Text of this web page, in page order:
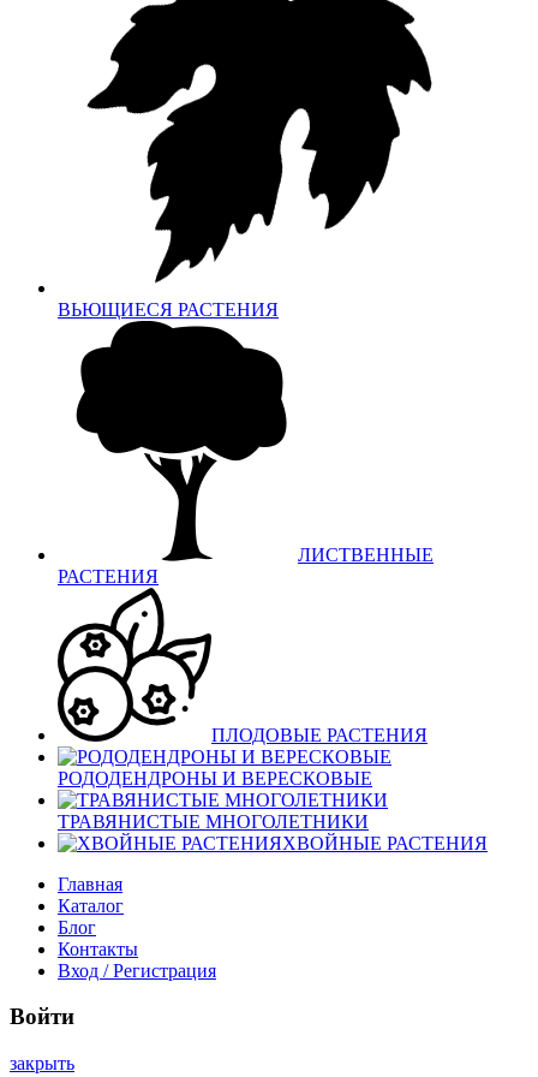
ВЬЮЩИЕСЯ РАСТЕНИЯ
ЛИСТВЕННЫЕ
РАСТЕНИЯ
ПЛОДОВЫЕ РАСТЕНИЯ
РОДОДЕНДРОНЫ И ВЕРЕСКОВЫЕ
ТРАВЯНИСТЫЕ МНОГОЛЕТНИКИ
ХВОЙНЫЕ РАСТЕНИЯ
Главная
Каталог
Блог
Контакты
Вход / Регистрация
Войти
закрыть